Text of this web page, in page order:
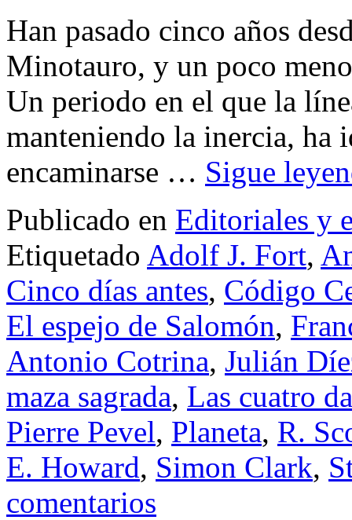
Han pasado cinco años
Minotauro, y un poco
Un periodo en el que la
manteniendo la inercia, ha
encaminarse … Sigue
Publicado en Editoriales y
Etiquetado Adolf J. Fort,
Cinco días antes, Código
El espejo de Salomón,
Antonio Cotrina, Julián
maza sagrada, Las cuatro
Pierre Pevel, Planeta, R.
E. Howard, Simon Clark,
comentarios